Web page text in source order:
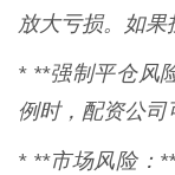
放大亏损。如果
* **强制平仓风
例时，配资公司
* **市场风险：